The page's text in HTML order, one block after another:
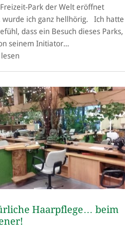
Park der Welt eröffnet
wurde ich ganz hellhörig. Ich hatte
dass ein Besuch dieses Parks,
seinem Initiator...
Haarpflege… beim